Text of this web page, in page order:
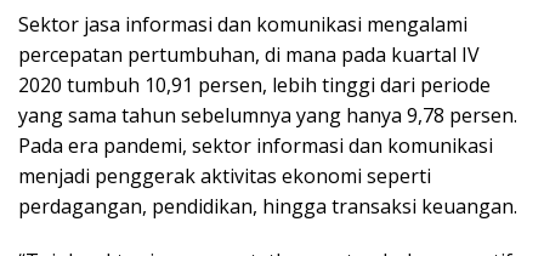
Sektor jasa informasi dan komunikasi mengalami
percepatan pertumbuhan, di mana pada kuartal IV
2020 tumbuh 10,91 persen, lebih tinggi dari periode
yang sama tahun sebelumnya yang hanya 9,78 persen.
Pada era pandemi, sektor informasi dan komunikasi
menjadi penggerak aktivitas ekonomi seperti
perdagangan, pendidikan, hingga transaksi keuangan.